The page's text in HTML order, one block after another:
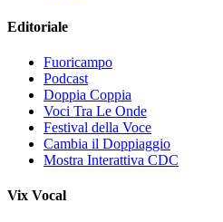
Editoriale
Fuoricampo
Podcast
Doppia Coppia
Voci Tra Le Onde
Festival della Voce
Cambia il Doppiaggio
Mostra Interattiva CDC
Vix Vocal